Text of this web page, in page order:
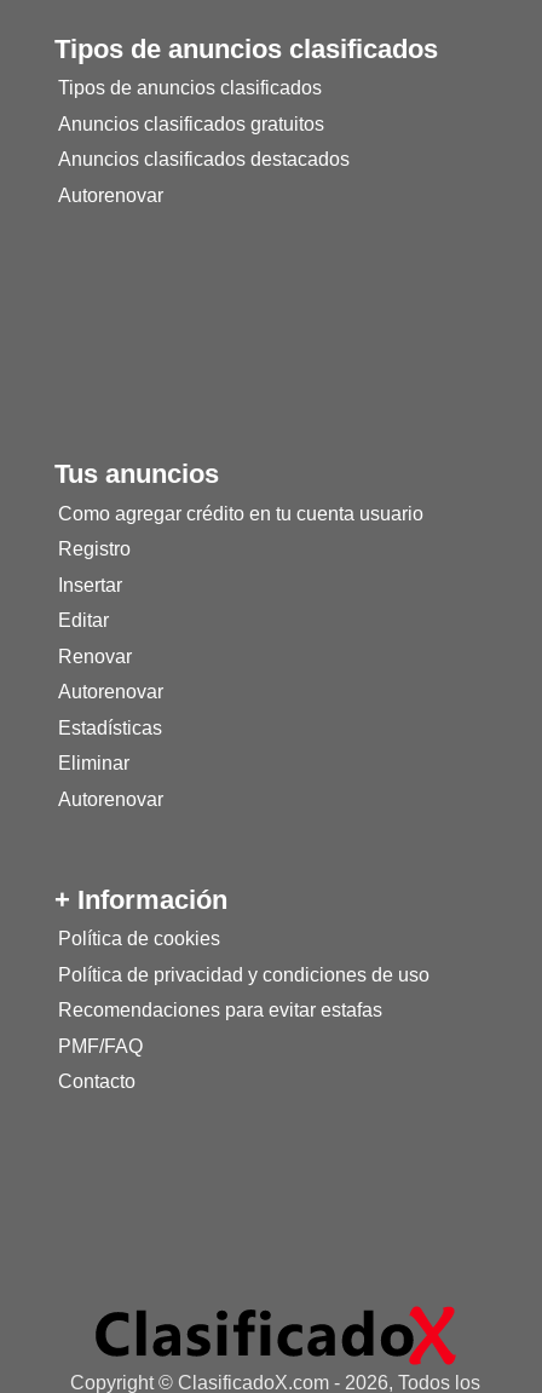
Tipos de anuncios clasificados
Tipos de anuncios clasificados
Anuncios clasificados gratuitos
Anuncios clasificados destacados
Autorenovar
Tus anuncios
Como agregar crédito en tu cuenta usuario
Registro
Insertar
Editar
Renovar
Autorenovar
Estadísticas
Eliminar
Autorenovar
+ Información
Política de cookies
Política de privacidad y condiciones de uso
Recomendaciones para evitar estafas
PMF/FAQ
Contacto
Copyright © ClasificadoX.com - 2026, Todos los